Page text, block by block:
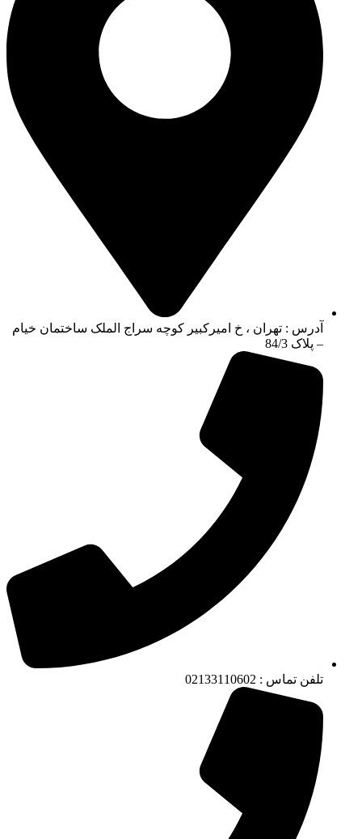
آدرس : تهران ، خ امیرکبیر کوچه سراج الملک ساختمان خیام
– پلاک 84/3
تلفن تماس : 02133110602